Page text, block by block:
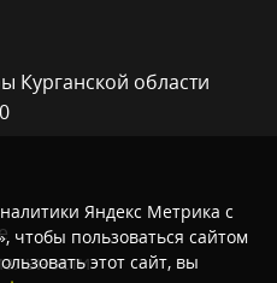
Курганской области
Яндекс Метрика с
чтобы пользоваться сайтом
этот сайт, вы